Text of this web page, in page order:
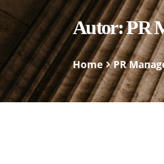
Autor:PR
Home PR